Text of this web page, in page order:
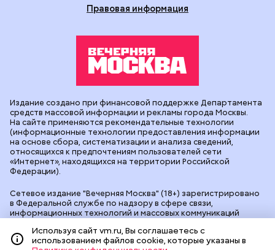
Правовая информация
Сетевое издание "Вечерняя Москва" (18+) зарегистрировано
в Федеральной службе по надзору в сфере связи,
информационных технологий и массовых коммуникаций
90524 от 09.12.2025. Учредитель: АО "Редакция газеты
"Вечерняя Москва". Главный редактор vm.ru: Александр
Издание создано при финансовой поддержке Департамента
средств массовой информации и рекламы города Москвы.
На сайте применяются рекомендательные технологии
(информационные технологии предоставления информации
на основе сбора, систематизации и анализа сведений,
относящихся к предпочтениям пользователей сети
«Интернет», находящихся на территории Российской
Федерации).
Используя сайт vm.ru, Вы соглашаетесь с
использованием файлов cookie, которые указаны в